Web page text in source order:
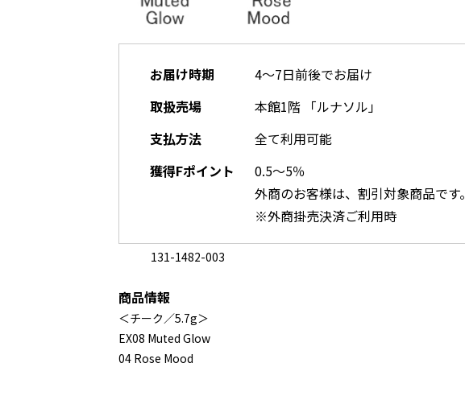
お届け時期
4～7日前後でお届け
取扱売場
本館1階 「ルナソル」
支払方法
全て利用可能
獲得Fポイント
0.5～5％
外商のお客様は、割引対象商品です。
※外商掛売決済ご利用時
131-1482-003
商品情報
＜チーク／5.7g＞
EX08 Muted Glow
04 Rose Mood